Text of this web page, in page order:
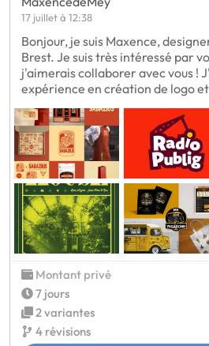
17 juillet à 12:38
Bonjour, je suis Maxence,
Brest. Je suis très intéressé par
j'aimerais collaborer avec vous !
expérience en création de logo et
Montant privé
7 jours
2 variantes
4 révisions